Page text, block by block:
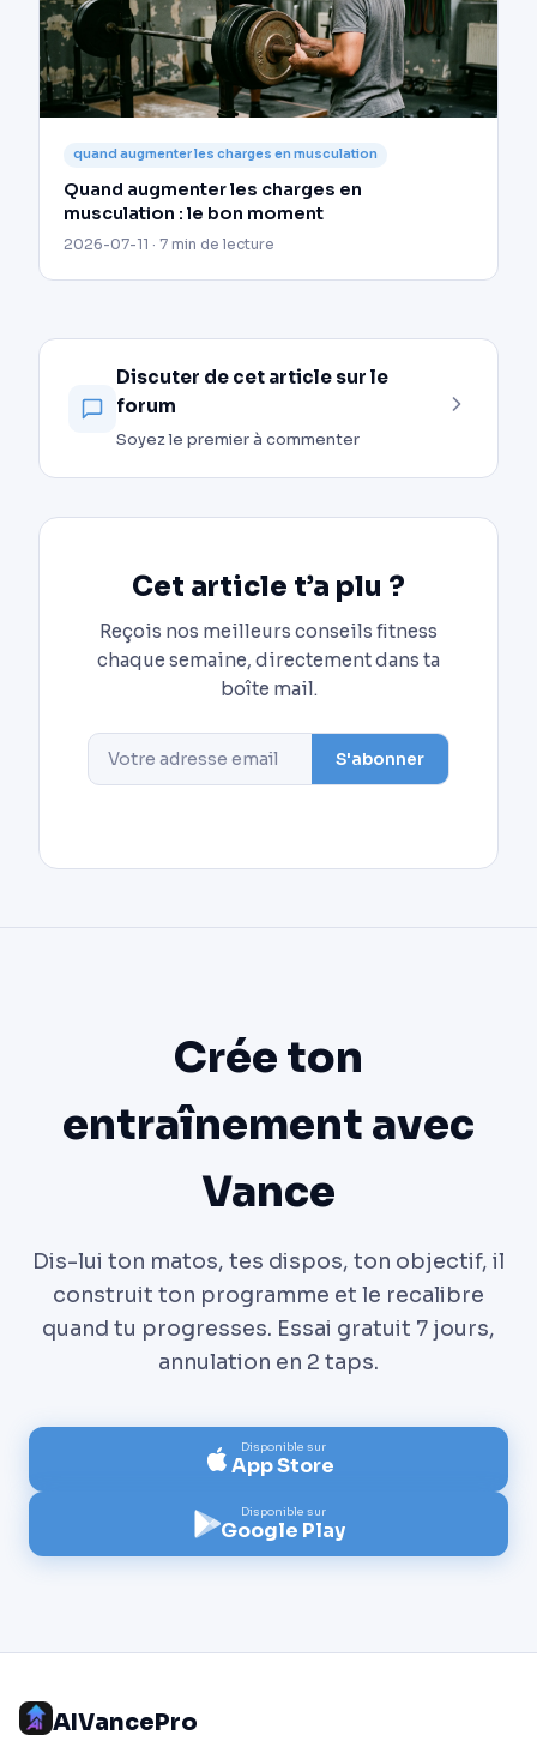
quand augmenter les charges en musculation
Quand augmenter les charges en
musculation : le bon moment
2026-07-11 · 7 min de lecture
Discuter de cet article sur le
forum
Soyez le premier à commenter
Cet article t’a plu ?
Reçois nos meilleurs conseils fitness
chaque semaine, directement dans ta
boîte mail.
S'abonner
Crée ton
entraînement avec
Vance
Dis-lui ton matos, tes dispos, ton objectif, il
construit ton programme et le recalibre
quand tu progresses. Essai gratuit 7 jours,
annulation en 2 taps.
Disponible sur
App Store
Disponible sur
Google Play
AIVancePro